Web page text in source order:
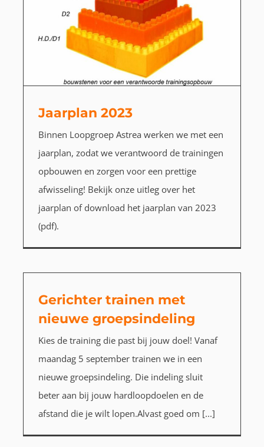
Jaarplan 2023
Binnen Loopgroep Astrea werken we met een
jaarplan, zodat we verantwoord de trainingen
opbouwen en zorgen voor een prettige
afwisseling! Bekijk onze uitleg over het
jaarplan of download het jaarplan van 2023
(pdf).
Gerichter trainen met
nieuwe groepsindeling
Kies de training die past bij jouw doel! Vanaf
maandag 5 september trainen we in een
nieuwe groepsindeling. Die indeling sluit
beter aan bij jouw hardloopdoelen en de
afstand die je wilt lopen.Alvast goed om [...]